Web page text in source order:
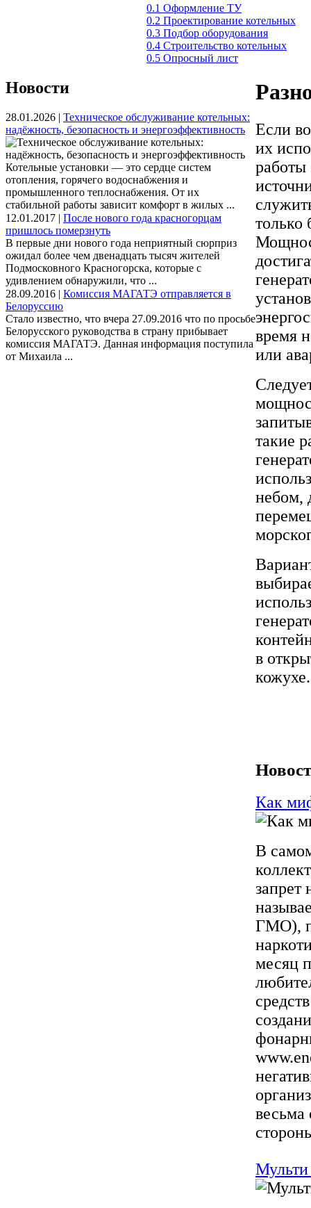
0.1 Оформление ТУ
0.2 Проектирование котельных
0.3 Подбор оборудования
0.4 Строительство котельных
0.5 Опросный лист
Новости
28.01.2026 | Техническое обслуживание котельных:
надёжность, безопасность и энергоэффективность
Котельные установки — это сердце систем
отопления, горячего водоснабжения и
промышленного теплоснабжения. От их
стабильной работы зависит комфорт в жилых ...
12.01.2017 | После нового года красногорцам
пришлось померзнуть
В первые дни нового года неприятный сюрприз
ожидал более чем двенадцать тысяч жителей
Подмосковного Красногорска, которые с
удивлением обнаружили, что ...
28.09.2016 | Комиссия МАГАТЭ отправляется в
Белоруссию
Стало известно, что вчера 27.09.2016 что по просьбе
Белорусского руководства в страну прибывает
комиссия МАГАТЭ. Данная информация поступила
от Михаила ...
Если
их
работы
время
или
такие
небом,
в
кожухе.
Как
В
запрет
ГМО),
месяц
Мульти